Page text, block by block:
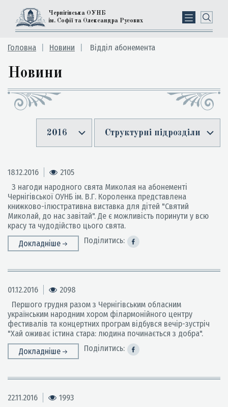
Чернігівська ОУНБ
ім. Софії та Олександра Русових
Головна Новини Відділ абонемента
Новини
2016 Структурні підрозділи
18.12.2016
2105
З нагоди народного свята Миколая на абонементі
Чернігівської ОУНБ ім. В.Г. Короленка представлена
книжково-ілюстративна виставка для дітей "Святий
Миколай, до нас завітай". Де є можливість поринути у всю
красу та чудодійство цього свята.
Докладніше
Поділитись:
01.12.2016
2098
Першого грудня разом з Чернігівським обласним
українським народним хором філармонійного центру
фестивалів та концертних програм відбувся вечір-зустріч
"Хай оживає істина стара: людина починається з добра".
Докладніше
Поділитись:
22.11.2016
1993